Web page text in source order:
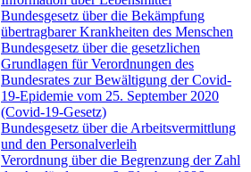
Bundesgesetz über die Bekämpfung
übertragbarer Krankheiten des Menschen
Bundesgesetz über die gesetzlichen
Grundlagen für Verordnungen des
Bundesrates zur Bewältigung der Covid-
19-Epidemie vom 25. September 2020
(Covid-19-Gesetz)
Bundesgesetz über die Arbeitsvermittlung
und den Personalverleih
Verordnung über die Begrenzung der Zahl